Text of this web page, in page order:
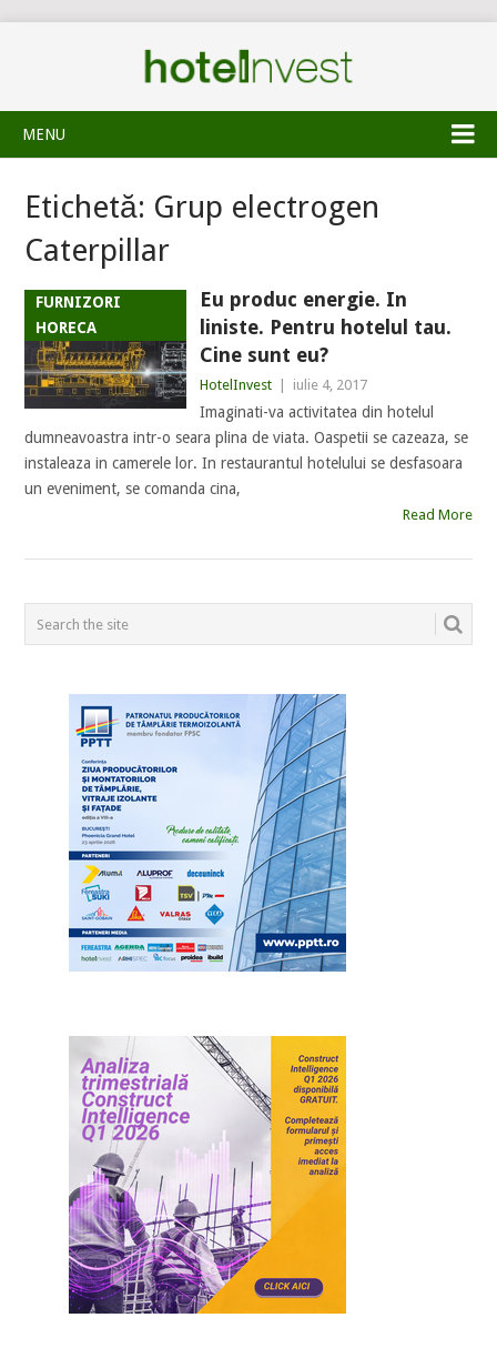
MENU
Etichetă: Grup electrogen
Caterpillar
FURNIZORI
HORECA
Eu produc energie. In
liniste. Pentru hotelul tau.
Cine sunt eu?
HotelInvest iulie 4, 2017
Imaginati-va activitatea din hotelul
dumneavoastra intr-o seara plina de viata. Oaspetii se cazeaza, se
instaleaza in camerele lor. In restaurantul hotelului se desfasoara
un eveniment, se comanda cina,
Read More
POSTS
NAVIGATION